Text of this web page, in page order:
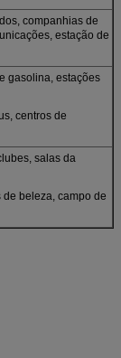
companhias de
estação de
gasolina, estações
centros de
salas da
de beleza, campo de